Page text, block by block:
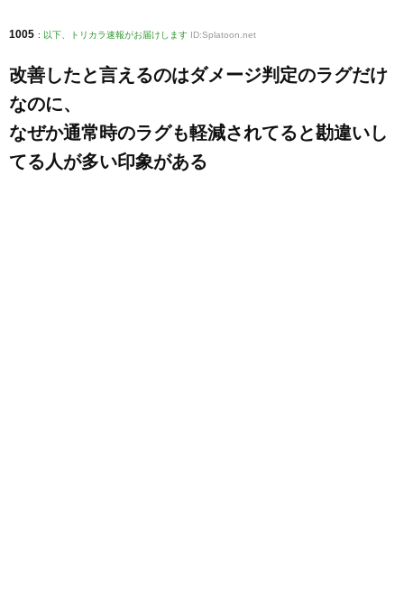
1005 : 以下、トリカラ速報がお届けします ID:Splatoon.net
改善したと言えるのはダメージ判定のラグだけ
なのに、
なぜか通常時のラグも軽減されてると勘違いし
てる人が多い印象がある